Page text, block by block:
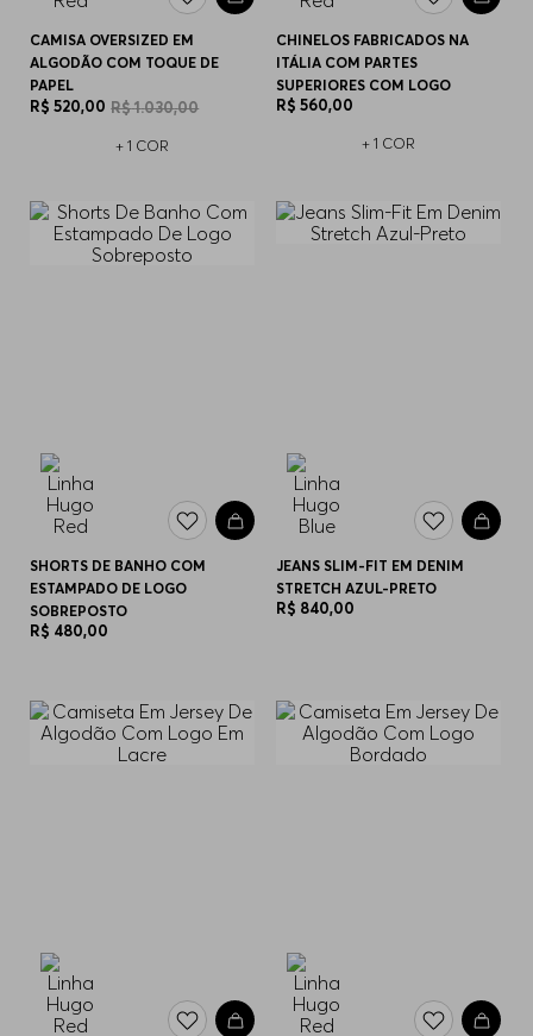
CAMISA OVERSIZED EM
ALGODÃO COM TOQUE DE
PAPEL
R$ 520,00 R$1.030,00
+ 1 COR
CHINELOS FABRICADOS NA
ITÁLIA COM PARTES
SUPERIORES COM LOGO
R$ 560,00
+ 1 COR
SHORTS DE BANHO COM
ESTAMPADO DE LOGO
SOBREPOSTO
R$ 480,00
JEANS SLIM-FIT EM DENIM
STRETCH AZUL-PRETO
R$ 840,00